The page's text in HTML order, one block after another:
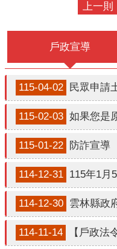
便
民
服
務
人
口
統
計
最
新
消
上一則
戶政宣導
115-04-02 民眾申請土地登記，當事人免
115-02-03 如果您是原住民身分法第5條第1項
115-01-22 防詐宣導
114-12-31 115年1月5
114-12-30 雲林縣政
114-11-14 【戶政法令